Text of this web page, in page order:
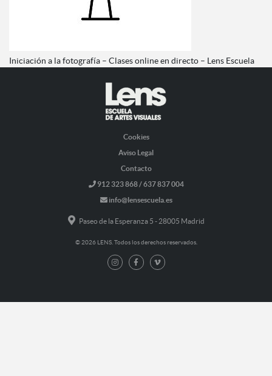
Iniciación a la fotografía – Clases online en directo – Lens Escuela
Cookies
Aviso Legal
Contacto
912 323 868 / 637 837 004
info@lensescuela.es
Paseo de la Esperanza 5 - 28005 Madrid
© 2026 LENS. Todos los derechos reservados.